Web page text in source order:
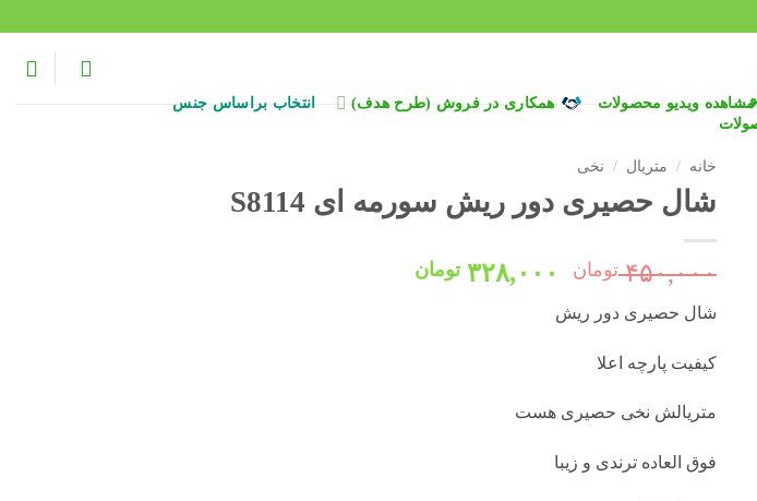
مشاهده ویدیو محصولات همکاری در فروش (طرح هدف) انتخاب براساس جنس
خانه / متریال / نخی
شال حصیری دور ریش سورمه ای S8114
۴۵۰,۰۰۰ تومان
قیمت
۳۲۸,۰۰۰ تومان
شال حصیری دور ریش
کیفیت پارچه اعلا
متریالش نخی حصیری هست
فوق العاده ترندی و زیبا